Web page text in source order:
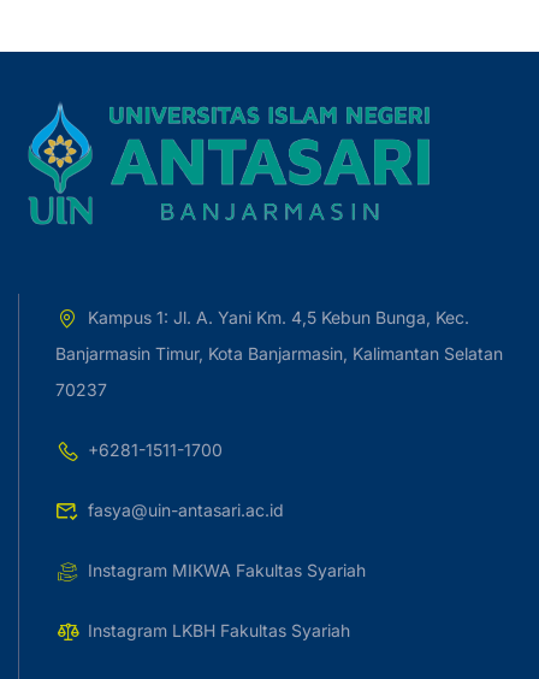
Kampus 1: Jl. A. Yani Km. 4,5 Kebun Bunga, Kec.
Banjarmasin Timur, Kota Banjarmasin, Kalimantan Selatan
70237
+6281-1511-1700
fasya@uin-antasari.ac.id
Instagram MIKWA Fakultas Syariah
Instagram LKBH Fakultas Syariah